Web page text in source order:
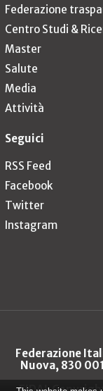
Federazione
Centro Studi &
Master
Salute
Media
Attività
Seguici
RSS Feed
Facebook
Twitter
Instagram
Federazione
Nuova, 830